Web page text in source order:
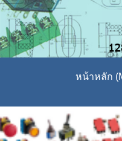
หน้าหลัก